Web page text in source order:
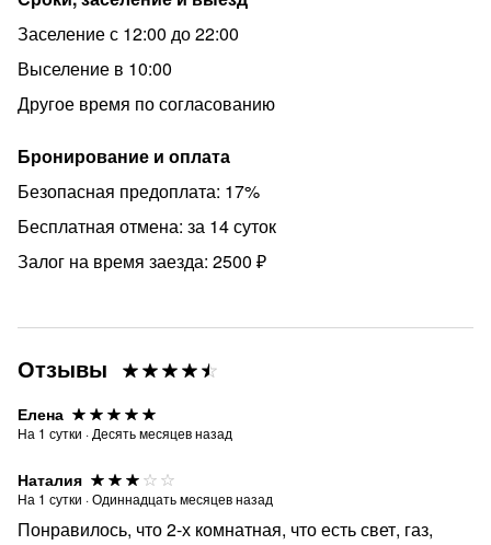
Заселение с 12:00 до 22:00
Выселение в 10:00
Другое время по согласованию
Бронирование и оплата
Безопасная предоплата: 17%
Бесплатная отмена: за 14 суток
Залог на время заезда: 2500 ₽
Отзывы
Елена
На 1 сутки · Десять месяцев назад
Наталия
На 1 сутки ·Одиннадцать месяцев назад
Понравилось, что 2-х комнатная, что есть свет, газ,